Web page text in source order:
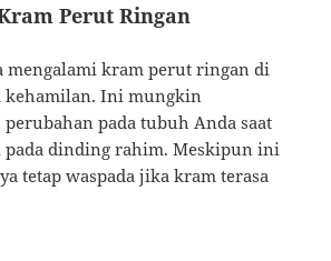
Perut Ringan
mengalami kram perut ringan di
kehamilan. Ini mungkin
pada tubuh Anda saat
dinding rahim. Meskipun ini
tetap waspada jika kram terasa